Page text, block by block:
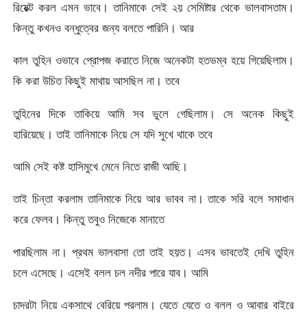
রিয়েক্ট করল এমন ভাবে। তানিমাকে সেই ২য় সেমিষ্টার থেকে ভালবাসতাম।
কিন্তু কখনও বন্ধুত্বের জন্য বলতে পারিনি। আর
কাল তুহিন ওভাবে প্রোপজ করাতে নিজে অনেকটা হতভম্ব হয়ে গিয়েছিলাম।
কি করা উচিত কিছুই মাথায় আসছিল না। তবে
তুহিনের দিকে তাকিয়ে আমি সব ভুলে গেছিলাম। সে অনেক কিছুই
হারিয়েছে। তাই তানিমাকে নিয়ে সে যদি সুখে থাকে তবে
আমি সেই কষ্ট হাসিমুখে মেনে নিতে রাজী আছি।
তাই চিন্তা করলাম তানিমাকে নিয়ে আর ভাবব না। তাকে সরি বলে সমাধান
করে ফেলব। কিন্তু তবুও নিজেকে মানাতে
পারছিলাম না। প্রথম ভালবাসা তো তাই হয়ত। এসব ভাবতেই দেখি তুহিন
চলে এসেছে। এসেই বলল চল নদীর পারে যাব। আমি
চাদরটা নিয়ে একসাথে বেরিয়ে পরলাম। যেতে যেতে ও বলল ও আবার বাইরে